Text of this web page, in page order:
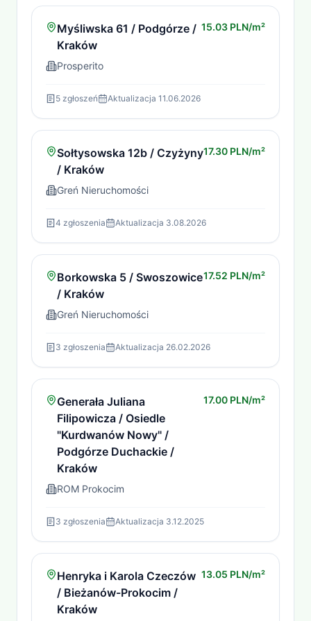
Myśliwska 61 / Podgórze /
Kraków
Prosperito
15.03 PLN/m²
5 zgłoszeń Aktualizacja 11.06.2026
Sołtysowska 12b / Czyżyny
/ Kraków
Greń Nieruchomości
17.30 PLN/m²
4 zgłoszenia Aktualizacja 3.08.2026
Borkowska 5 / Swoszowice
/ Kraków
Greń Nieruchomości
17.52 PLN/m²
3 zgłoszenia Aktualizacja 26.02.2026
Generała Juliana
Filipowicza / Osiedle
"Kurdwanów Nowy" /
Podgórze Duchackie /
Kraków
ROM Prokocim
17.00 PLN/m²
3 zgłoszenia Aktualizacja 3.12.2025
Henryka i Karola Czeczów
/ Bieżanów-Prokocim /
Kraków
13.05 PLN/m²